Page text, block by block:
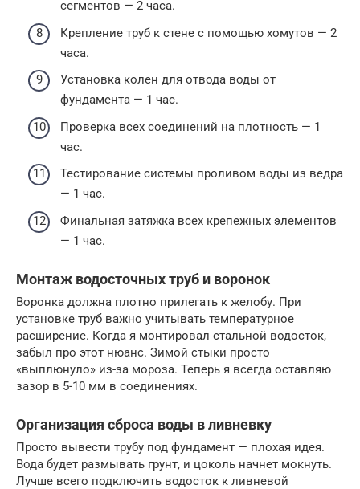
сегментов — 2 часа.
Крепление труб к стене с помощью хомутов — 2
часа.
Установка колен для отвода воды от
фундамента — 1 час.
Проверка всех соединений на плотность — 1
час.
Тестирование системы проливом воды из ведра
— 1 час.
Финальная затяжка всех крепежных элементов
— 1 час.
Монтаж водосточных труб и воронок
Воронка должна плотно прилегать к желобу. При
установке труб важно учитывать температурное
расширение. Когда я монтировал стальной водосток,
забыл про этот нюанс. Зимой стыки просто
«выплюнуло» из-за мороза. Теперь я всегда оставляю
зазор в 5-10 мм в соединениях.
Организация сброса воды в ливневку
Просто вывести трубу под фундамент — плохая идея.
Вода будет размывать грунт, и цоколь начнет мокнуть.
Лучше всего подключить водосток к ливневой